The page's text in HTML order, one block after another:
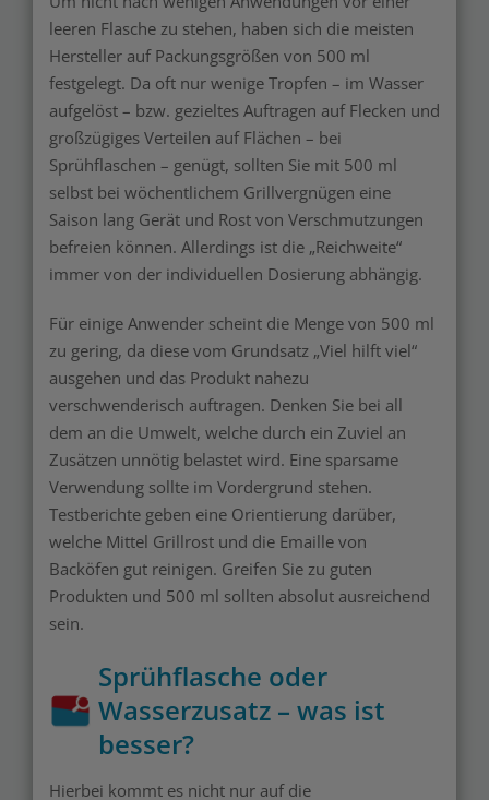
leeren Flasche zu stehen, haben sich die meisten
Hersteller auf Packungsgrößen von 500 ml
festgelegt. Da oft nur wenige Tropfen – im Wasser
aufgelöst – bzw. gezieltes Auftragen auf Flecken und
großzügiges Verteilen auf Flächen – bei
Sprühflaschen – genügt, sollten Sie mit 500 ml
selbst bei wöchentlichem Grillvergnügen eine
Saison lang Gerät und Rost von Verschmutzungen
befreien können. Allerdings ist die „Reichweite“
immer von der individuellen Dosierung abhängig.
Für einige Anwender scheint die Menge von 500 ml
zu gering, da diese vom Grundsatz „Viel hilft viel“
ausgehen und das Produkt nahezu
verschwenderisch auftragen. Denken Sie bei all
dem an die Umwelt, welche durch ein Zuviel an
Zusätzen unnötig belastet wird. Eine sparsame
Verwendung sollte im Vordergrund stehen.
Testberichte geben eine Orientierung darüber,
welche Mittel Grillrost und die Emaille von
Backöfen gut reinigen. Greifen Sie zu guten
Produkten und 500 ml sollten absolut ausreichend
sein.
Sprühflasche oder
Wasserzusatz – was ist
besser?
Hierbei kommt es nicht nur auf die